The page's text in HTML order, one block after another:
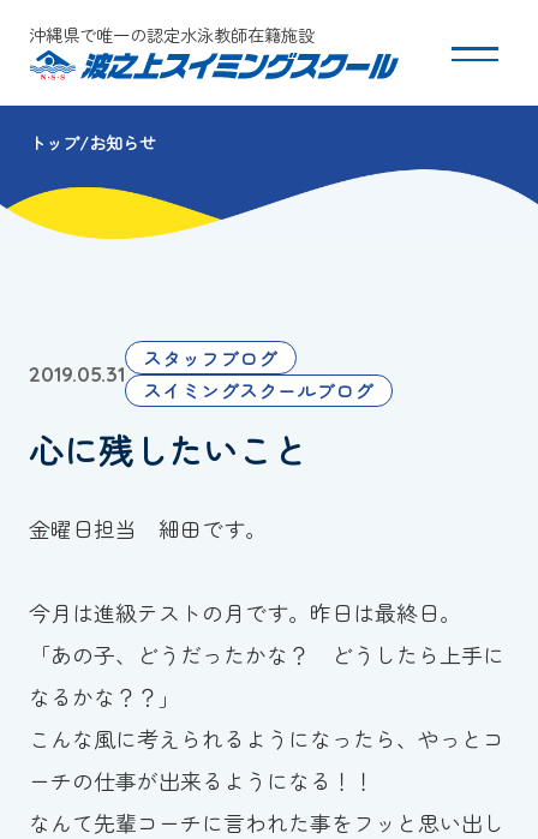
沖縄県で唯一の認定水泳教師在籍施設
スクールについて
コース・クラス紹介
団体会員募集
保護者の方へ
採用情報
カレンダー
波スイタイムズ
お問い合わせ
トップ お知らせ
2019.05.31
スタッフブログ
スイミングスクールブログ
心に残したいこと
金曜日担当 細田です。
今月は進級テストの月です。昨日は最終日。
「あの子、どうだったかな？ どうしたら上手に
なるかな？？」
こんな風に考えられるようになったら、やっとコ
ーチの仕事が出来るようになる！！
なんて先輩コーチに言われた事をフッと思い出し